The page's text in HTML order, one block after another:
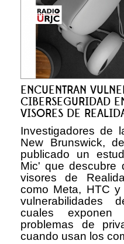
ENCUENTRAN
CIBERSEGURIDAD
VISORES DE
Investigadores de
New Brunswick,
publicado un
Mic' que descubre
visores de
como Meta, HTC y
vulnerabilidades
cuales
problemas de
cuando usan los